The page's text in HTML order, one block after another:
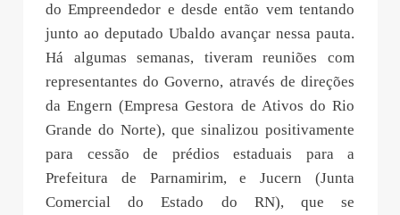
do Empreendedor e desde então vem tentando
junto ao deputado Ubaldo avançar nessa pauta.
Há algumas semanas, tiveram reuniões com
representantes do Governo, através de direções
da Engern (Empresa Gestora de Ativos do Rio
Grande do Norte), que sinalizou positivamente
para cessão de prédios estaduais para a
Prefeitura de Parnamirim, e Jucern (Junta
Comercial do Estado do RN), que se